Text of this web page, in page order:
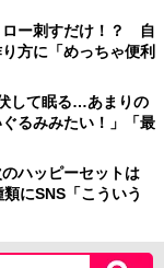
ロー刺すだけ！？ 自
方に「めっちゃ便利
して眠る…あまりの
るみみたい！」「最
ハッピーセットは
にSNS「こういう